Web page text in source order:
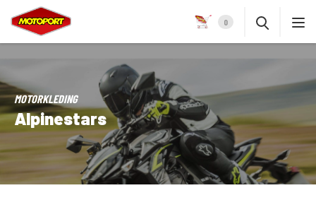
0
MOTORKLEDING
Alpinestars